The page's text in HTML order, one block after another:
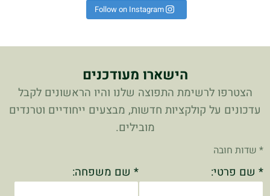
Follow on Instagram
הישארו מעודכנים
הצטרפו לרשימת התפוצה שלנו והיו הראשונים לקבל
עדכונים על קולקציות חדשות, מבצעים ייחודיים וטרנדים
מובילים.
* שדות חובה
* שם פרטי: * שם משפחה: